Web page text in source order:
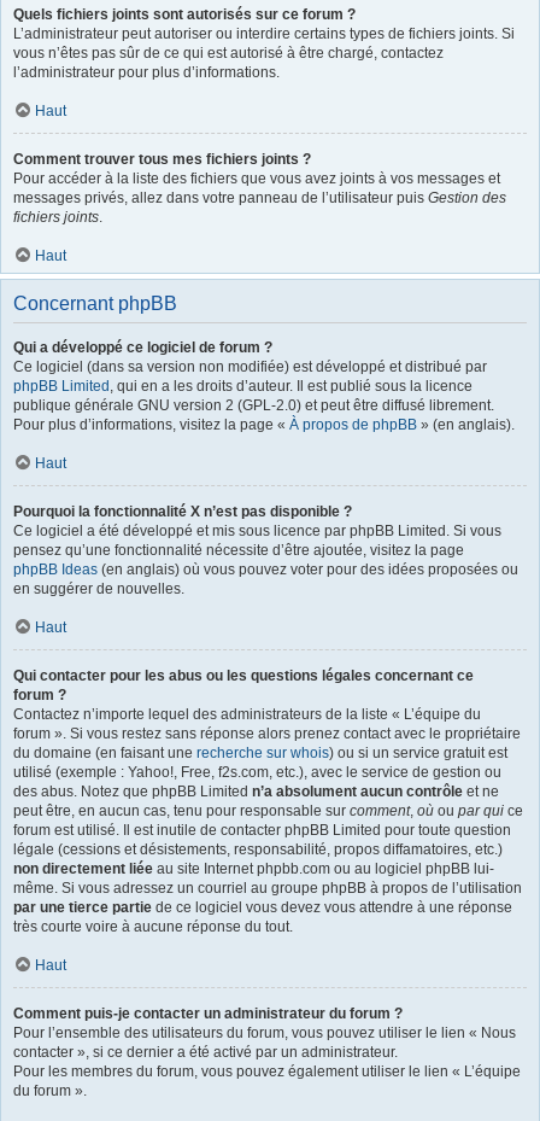
Quels fichiers joints sont autorisés sur ce forum ?
L’administrateur peut autoriser ou interdire certains types de fichiers joints. Si
vous n’êtes pas sûr de ce qui est autorisé à être chargé, contactez
l’administrateur pour plus d’informations.
Haut
Comment trouver tous mes fichiers joints ?
Pour accéder à la liste des fichiers que vous avez joints à vos messages et
messages privés, allez dans votre panneau de l’utilisateur puis Gestion des
fichiers joints.
Haut
Concernant phpBB
Qui a développé ce logiciel de forum ?
Ce logiciel (dans sa version non modifiée) est développé et distribué par
phpBB Limited , qui en a les droits d’auteur. Il est publié sous la licence
publique générale GNU version 2 (GPL-2.0) et peut être diffusé librement.
Pour plus d’informations, visitez la page « À propos de phpBB » (en anglais).
Haut
Pourquoi la fonctionnalité X n’est pas disponible ?
Ce logiciel a été développé et mis sous licence par phpBB Limited. Si vous
pensez qu’une fonctionnalité nécessite d’être ajoutée, visitez la page
phpBB Ideas (en anglais) où vous pouvez voter pour des idées proposées ou
en suggérer de nouvelles.
Haut
Qui contacter pour les abus ou les questions légales concernant ce
forum ?
Contactez n’importe lequel des administrateurs de la liste « L’équipe du
forum ». Si vous restez sans réponse alors prenez contact avec le propriétaire
du domaine (en faisant une recherche sur whois) ou si un service gratuit est
utilisé (exemple : Yahoo!, Free, f2s.com, etc.), avec le service de gestion ou
des abus. Notez que phpBB Limited n’a absolument aucun contrôle et ne
peut être, en aucun cas, tenu pour responsable sur comment, où ou par qui ce
forum est utilisé. Il est inutile de contacter phpBB Limited pour toute question
légale (cessions et désistements, responsabilité, propos diffamatoires, etc.)
non directement liée au site Internet phpbb.com ou au logiciel phpBB lui-
même. Si vous adressez un courriel au groupe phpBB à propos de l’utilisation
par une tierce partie de ce logiciel vous devez vous attendre à une réponse
très courte voire à aucune réponse du tout.
Haut
Comment puis-je contacter un administrateur du forum ?
Pour l’ensemble des utilisateurs du forum, vous pouvez utiliser le lien « Nous
contacter », si ce dernier a été activé par un administrateur.
Pour les membres du forum, vous pouvez également utiliser le lien « L’équipe
du forum ».